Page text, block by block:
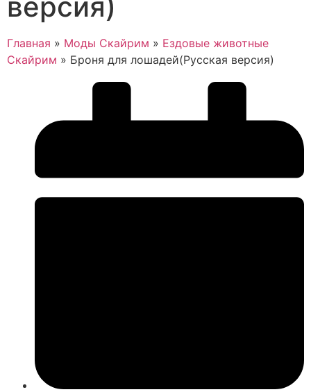
Главная » Моды Скайрим » Ездовые животные
Скайрим » Броня для лошадей(Русская версия)